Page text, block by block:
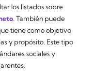
los listados sobre
. También puede
tiene como objetivo
y propósito. Este tipo
sociales y